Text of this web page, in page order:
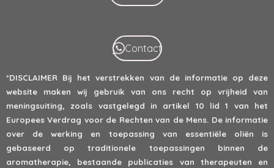
Contact
*DISCLAIMER Bij het verstrekken van de informatie op deze
website maken wij gebruik van ons recht op vrijheid van
meningsuiting, zoals vastgelegd in artikel 10 lid 1 van het
Europees Verdrag voor de Rechten van de Mens. De informatie
over de werking en toepassing van essentiële oliën is
gebaseerd op traditionele toepassingen binnen de
aromatherapie, bestaande publicaties van therapeuten en